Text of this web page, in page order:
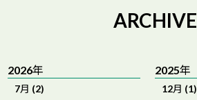
ARCHIVE
2026年
7月 (2)
2025年
12月 (1)